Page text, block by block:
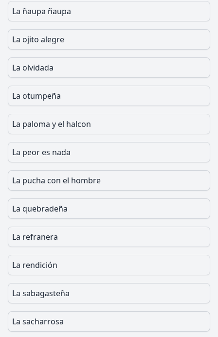
La ñaupa ñaupa
La ojito alegre
La olvidada
La otumpeña
La paloma y el halcon
La peor es nada
La pucha con el hombre
La quebradeña
La refranera
La rendición
La sabagasteña
La sacharrosa